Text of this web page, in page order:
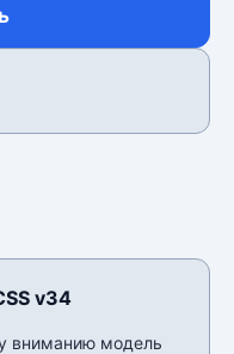
v34
вниманию модель